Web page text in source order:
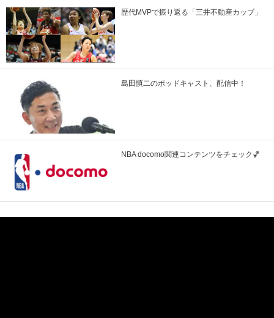
歴代MVPで振り返る「三井不動産カップ」
島田慎二のポッドキャスト、配信中！
NBA docomo関連コンテンツをチェック🏀